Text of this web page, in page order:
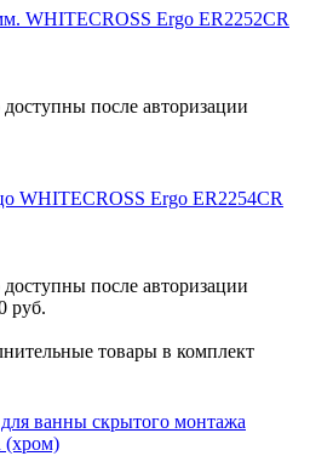
WHITECROSS Ergo ER2252CR
после авторизации
WHITECROSS Ergo ER2254CR
после авторизации
руб.
товары в комплект
ванны скрытого монтажа
(хром)